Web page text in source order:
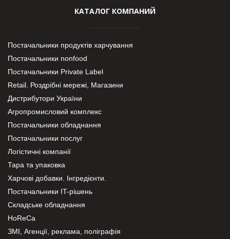
КАТАЛОГ КОМПАНИЙ
Постачальники продуктів харчування
Постачальники nonfood
Постачальники Private Label
Retail. Роздрібні мережі, Магазини
Дистрибутори України
Агропромисловий комплекс
Постачальники обладнання
Постачальники послуг
Логістичні компанії
Тара та упаковка
Харчові добавки. Інгредієнти.
Постачальники IT-рішень
Складське обладнання
HoReCa
ЗМІ, Агенції, реклама, поліграфія